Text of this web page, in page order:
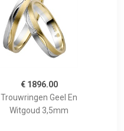
€ 1896.00
Trouwringen Geel En
Witgoud 3,5mm